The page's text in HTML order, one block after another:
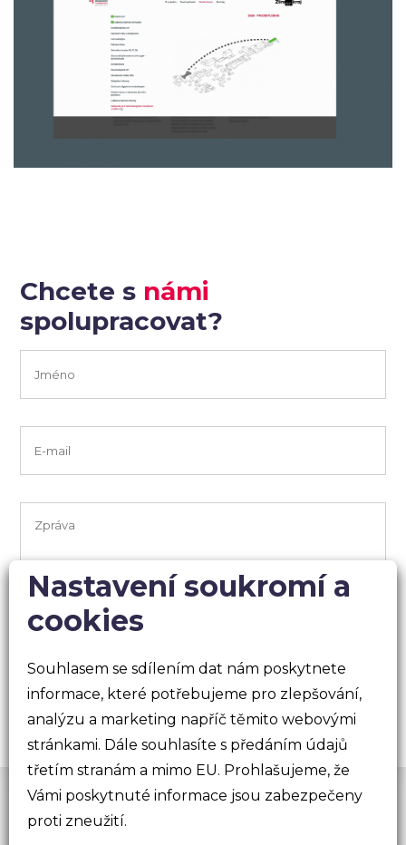
Chcete s námi
spolupracovat?
Ochrana osobních údajů
Nastavení soukromí a
cookies
Souhlasem se sdílením dat nám poskytnete
informace, které potřebujeme pro zlepšování,
analýzu a marketing napříč těmito webovými
stránkami. Dále souhlasíte s předáním údajů
třetím stranám a mimo EU. Prohlašujeme, že
Vámi poskytnuté informace jsou zabezpečeny
proti zneužití.